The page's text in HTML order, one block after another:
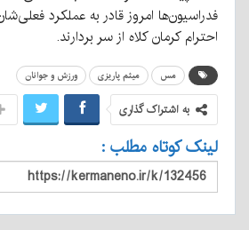
فدراسیون‌ها امروز قادر به عملکرد
احترام کرمان کلاه از سر بردارند.
مس میثم پاریزی ورزش و جوانان
به اشتراک گذاری
لینک کوتاه مطلب :